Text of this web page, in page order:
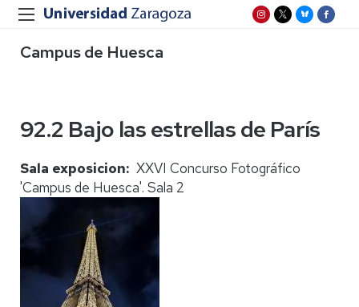
Campus de Huesca
92.2 Bajo las estrellas de París
Sala exposicion
XXVI Concurso Fotográfico
'Campus de Huesca'. Sala 2